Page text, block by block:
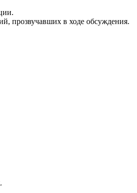
прозвучавших в ходе обсуждения.